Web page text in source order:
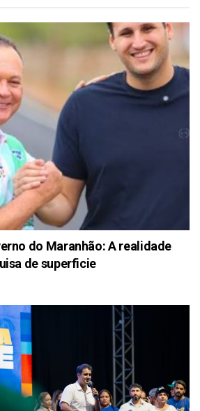
do Maranhão: A realidade
de superficie